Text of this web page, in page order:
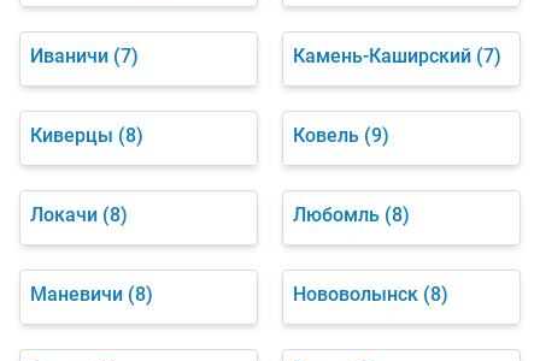
Иваничи (7) Камень-Каширский (7)
Киверцы (8) Ковель (9)
Локачи (8) Любомль (8)
Маневичи (8) Нововолынск (8)